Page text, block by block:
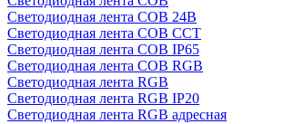
Светодиодная лента COB 24В
Светодиодная лента COB CCT
Светодиодная лента COB IP65
Светодиодная лента COB RGB
Светодиодная лента RGB
Светодиодная лента RGB IP20
Светодиодная лента RGB адресная